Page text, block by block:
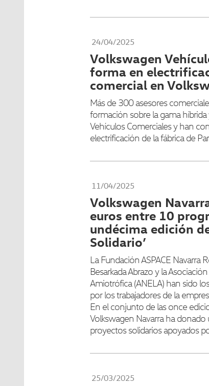
24/04/2025
Volkswagen
forma en
comercial en
Más de 300 asesores
formación sobre la gama
Vehículos Comerciales y han
electrificación de la fábrica de
11/04/2025
Volkswagen
euros entre 10
undécima edición
Solidario’
La Fundación ASPACE Navarra
Besarkada Abrazo y la
Amiotrófica (ANELA) han sido
por los trabajadores de la
En el conjunto de las once
Volkswagen Navarra ha
proyectos solidarios apoyados
25/03/2025